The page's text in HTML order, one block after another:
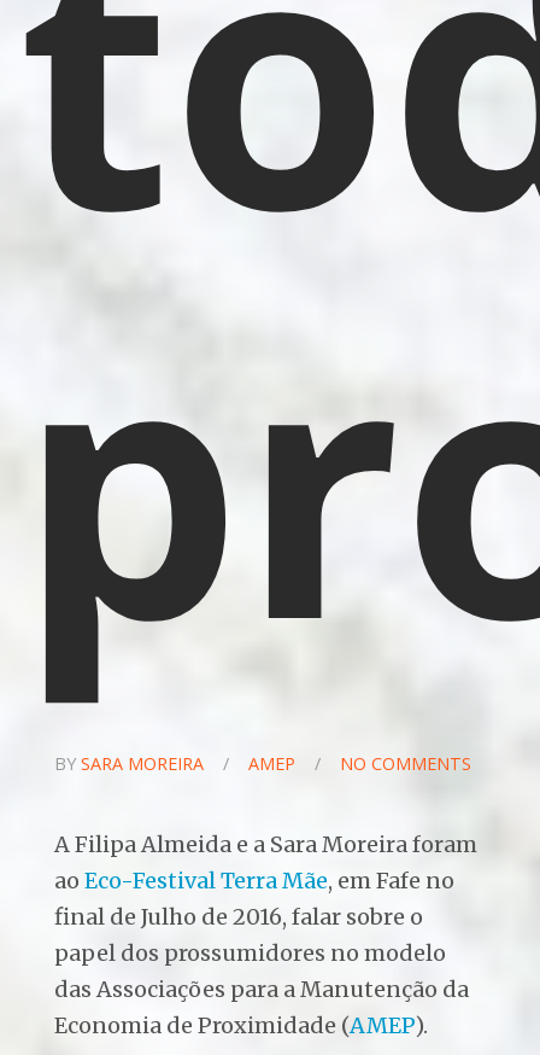
BY SARA MOREIRA / AMEP / NO COMMENTS
A Filipa Almeida e a Sara Moreira foram
ao Eco-Festival Terra Mãe, em Fafe no
final de Julho de 2016, falar sobre o
papel dos prossumidores no modelo
das Associações para a Manutenção da
Economia de Proximidade (AMEP).